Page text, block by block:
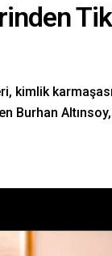
kimlik
Burhan